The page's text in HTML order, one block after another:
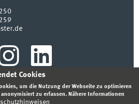
Cookies
um die Nutzung der Webseite zu optimieren
zu erfassen. Nähere Informationen